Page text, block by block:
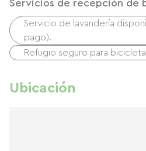
Servicios de recepción de
Servicio de lavandería
pago).
Refugio seguro para
Ubicación